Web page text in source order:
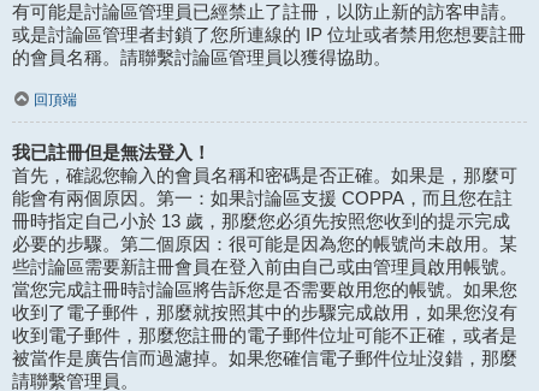
有可能是討論區管理員已經禁止了註冊，以防止新的訪客申請。
或是討論區管理者封鎖了您所連線的 IP 位址或者禁用您想要註冊
的會員名稱。請聯繫討論區管理員以獲得協助。
回頂端
我已註冊但是無法登入！
首先，確認您輸入的會員名稱和密碼是否正確。如果是，那麼可
能會有兩個原因。第一：如果討論區支援 COPPA，而且您在註
冊時指定自己小於 13 歲，那麼您必須先按照您收到的提示完成
必要的步驟。第二個原因：很可能是因為您的帳號尚未啟用。某
些討論區需要新註冊會員在登入前由自己或由管理員啟用帳號。
當您完成註冊時討論區將告訴您是否需要啟用您的帳號。如果您
收到了電子郵件，那麼就按照其中的步驟完成啟用，如果您沒有
收到電子郵件，那麼您註冊的電子郵件位址可能不正確，或者是
被當作是廣告信而過濾掉。如果您確信電子郵件位址沒錯，那麼
請聯繫管理員。